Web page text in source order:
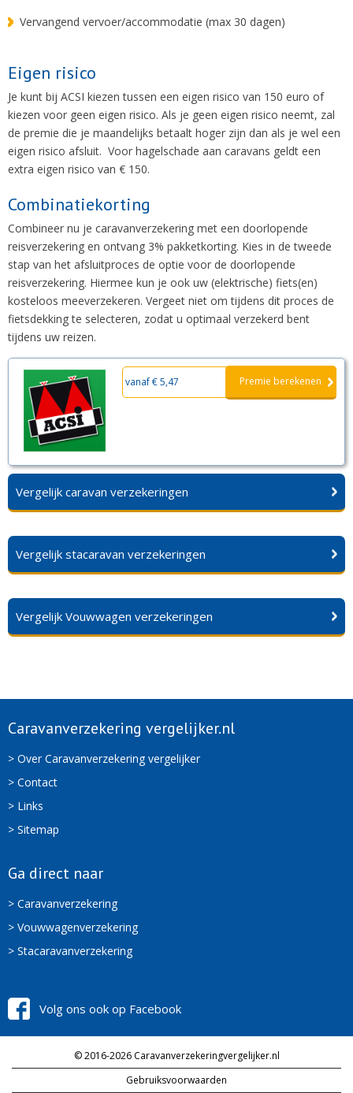
Vervangend vervoer/accommodatie (max 30 dagen)
Eigen risico
Je kunt bij ACSI kiezen tussen een eigen risico van 150 euro of
kiezen voor geen eigen risico. Als je geen eigen risico neemt, zal
de premie die je maandelijks betaalt hoger zijn dan als je wel een
eigen risico afsluit. Voor hagelschade aan caravans geldt een
extra eigen risico van € 150.
Combinatiekorting
Combineer nu je caravanverzekering met een doorlopende
reisverzekering en ontvang 3% pakketkorting. Kies in de tweede
stap van het afsluitproces de optie voor de doorlopende
reisverzekering. Hiermee kun je ook uw (elektrische) fiets(en)
kosteloos meeverzekeren. Vergeet niet om tijdens dit proces de
fietsdekking te selecteren, zodat u optimaal verzekerd bent
tijdens uw reizen.
vanaf € 5,47 Premie berekenen
Vergelijk caravan verzekeringen
Vergelijk stacaravan verzekeringen
Vergelijk Vouwwagen verzekeringen
Caravanverzekering vergelijker.nl
> Over Caravanverzekering vergelijker
> Contact
> Links
> Sitemap
Ga direct naar
> Caravanverzekering
> Vouwwagenverzekering
> Stacaravanverzekering
Volg ons ook op Facebook
© 2016-2026 Caravanverzekeringvergelijker.nl
Gebruiksvoorwaarden